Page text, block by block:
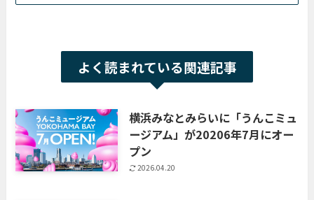
よく読まれている関連記事
横浜みなとみらいに「うんこミュ
ージアム」が20206年7月にオー
プン
2026.04.20